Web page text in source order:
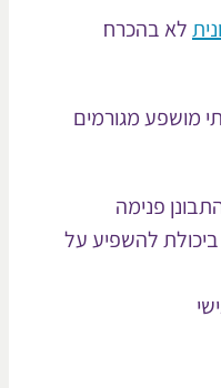
מגורמים
להשפיע על